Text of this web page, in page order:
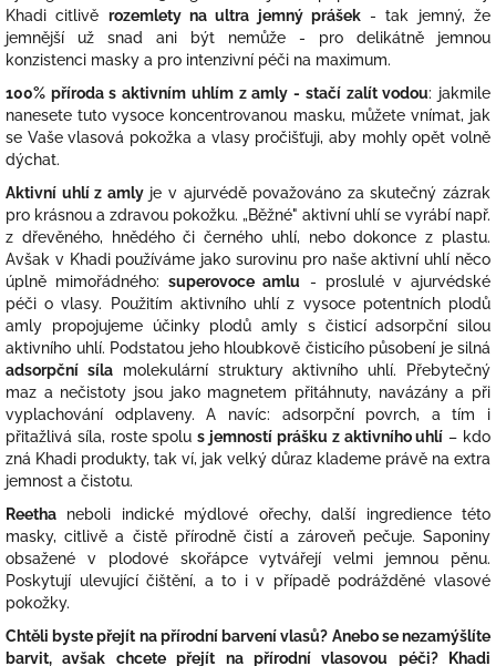
Khadi citlivě rozemlety na ultra jemný prášek- tak jemný, že
jemnější už snad ani být nemůže - pro delikátně jemnou
konzistenci masky a pro intenzivní péči na maximum.
100% příroda s aktivním uhlím z amly - stačí zalít vodou: jakmile
nanesete tuto vysoce koncentrovanou masku, můžete vnímat, jak
se Vaše vlasová pokožka a vlasy pročišťuji, aby mohly opět volně
dýchat.
Aktivní uhlí z amlyje v ajurvédě považováno za skutečný zázrak
pro krásnou a zdravou pokožku. „Běžné" aktivní uhlí se vyrábí např.
z dřevěného, hnědého či černého uhlí, nebo dokonce z plastu.
Avšak v Khadi používáme jako surovinu pro naše aktivní uhlí něco
úplně mimořádného:superovoce amlu - proslulé v ajurvédské
péči o vlasy. Použitím aktivního uhlí z vysoce potentních plodů
amly propojujeme účinky plodů amly s čisticí adsorpční silou
aktivního uhlí. Podstatou jeho hloubkově čisticího působení je silná
adsorpční sílamolekulární struktury aktivního uhlí. Přebytečný
maz a nečistoty jsou jako magnetem přitáhnuty, navázány a při
vyplachování odplaveny. A navíc: adsorpční povrch, a tím i
přitažlivá síla, roste spolus jemností prášku z aktivního uhlí – kdo
zná Khadi produkty, tak ví, jak velký důraz klademe právě na extra
jemnost a čistotu.
Reetha neboli indické mýdlové ořechy, další ingredience této
masky, citlivě a čistě přírodně čistí a zároveň pečuje. Saponiny
obsažené v plodové skořápce vytvářejí velmi jemnou pěnu.
Poskytují ulevující čištění, a to i v případě podrážděné vlasové
pokožky.
Chtěli byste přejít na přírodní barvení vlasů? Anebo se nezamýšlíte
barvit, avšak chcete přejít na přírodní vlasovou péči? Khadi